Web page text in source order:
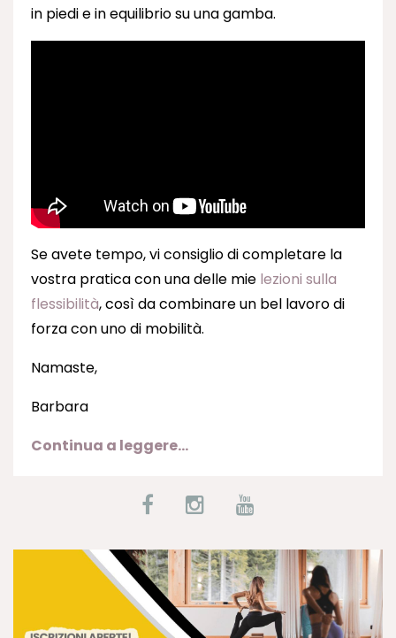
in piedi e in equilibrio su una gamba.
Se avete tempo, vi consiglio di completare la
vostra pratica con una delle mie lezioni sulla
flessibilità, così da combinare un bel lavoro di
forza con uno di mobilità.
Namaste,
Barbara
Continua a leggere...